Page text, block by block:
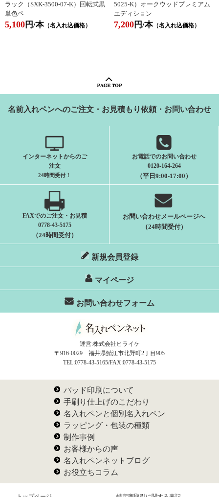
ラック（SXK-3500-07-K）回転式黒
単色ペ
5,100円/本（名入れ込価格）
5025-K）オークウッドプレミアム
エディション
7,200円/本（名入れ込価格）
名前入れペンへのご注文・お見積もり依頼・お問い合わせ
インターネットからのご
注文
24時間受付 ！
お電話でのお問い合わせ
0120-164-264
（平日9:00-17:00）
FAXでのご注文・お見積
0778-43-5175
（24時間受付）
お問い合わせメールページへ
（24時間受付）
新規会員登録
マイページ
お問い合わせフォーム
運営:株式会社ヒライケ
〒916-0029 福井県鯖江市北野町2丁目905
TEL:0778-43-5165/FAX:0778-43-5175
パッド印刷について
手刷り仕上げのこだわり
名入れペンと個別名入れペン
ラッピング・包装の種類
制作事例
お客様からの声
名入れペンネットブログ
お役立ちコラム